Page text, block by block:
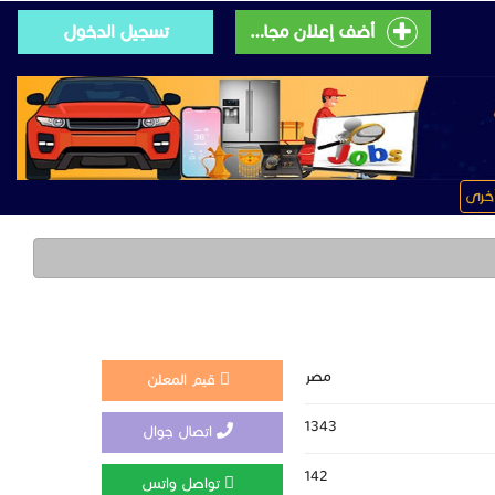
أضف إعلان مجانى تسجيل الدخول
مصر
1343
142
قيم المعلن
اتصال جوال
تواصل واتس